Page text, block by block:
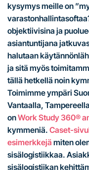
kysymys meille on
objektiivisina ja
asiantuntijana
halutaan
ja sitä myös
tällä hetkellä noin
Toimimme ympäri
Vantaalla,
onWork Study 360®
kymmeniä. Caset-
esimerkkejä miten
sisälogistiikkaa.
sisälogistiikan